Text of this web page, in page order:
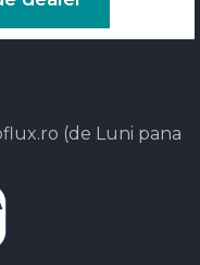
(de Luni pana